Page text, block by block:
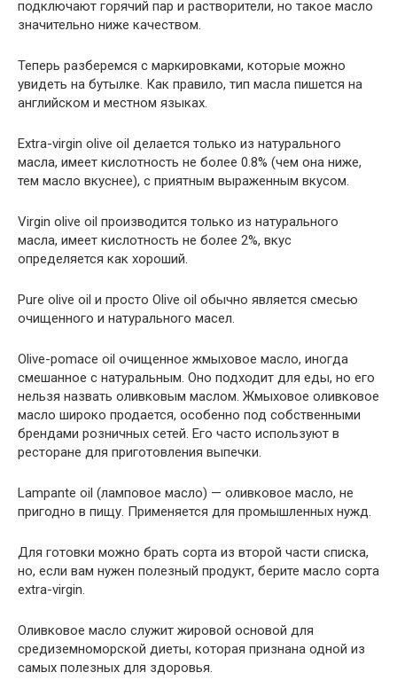
подключают горячий пар и растворители, но такое масло
значительно ниже качеством.
Теперь разберемся с маркировками, которые можно
увидеть на бутылке. Как правило, тип масла пишется на
английском и местном языках.
Extra-virgin olive oil делается только из натурального
масла, имеет кислотность не более 0.8% (чем она ниже,
тем масло вкуснее), с приятным выраженным вкусом.
Virgin olive oil производится только из натурального
масла, имеет кислотность не более 2%, вкус
определяется как хороший.
Pure olive oil и просто Olive oil обычно является смесью
очищенного и натурального масел.
Olive-pomace oil очищенное жмыховое масло, иногда
смешанное с натуральным. Оно подходит для еды, но его
нельзя назвать оливковым маслом. Жмыховое оливковое
масло широко продается, особенно под собственными
брендами розничных сетей. Его часто используют в
ресторане для приготовления выпечки.
Lampante oil (ламповое масло) — оливковое масло, не
пригодно в пищу. Применяется для промышленных нужд.
Для готовки можно брать сорта из второй части списка,
но, если вам нужен полезный продукт, берите масло сорта
extra-virgin.
Оливковое масло служит жировой основой для
средиземноморской диеты, которая признана одной из
самых полезных для здоровья.